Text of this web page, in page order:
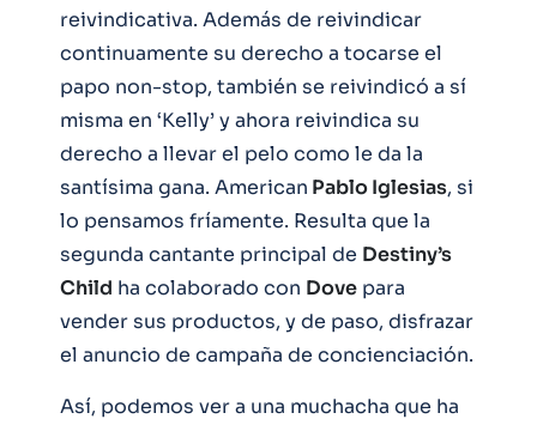
reivindicativa. Además de reivindicar
continuamente su derecho a tocarse el
papo non-stop, también se reivindicó a sí
misma en ‘Kelly’ y ahora reivindica su
derecho a llevar el pelo como le da la
santísima gana. American Pablo Iglesias, si
lo pensamos fríamente. Resulta que la
segunda cantante principal de Destiny’s
Child ha colaborado con Dove para
vender sus productos, y de paso, disfrazar
el anuncio de campaña de concienciación.
Así, podemos ver a una muchacha que ha